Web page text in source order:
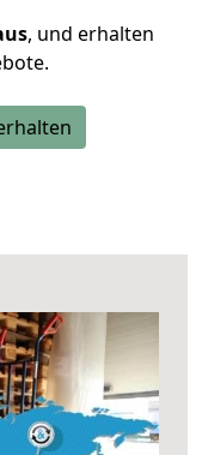
, und erhalten